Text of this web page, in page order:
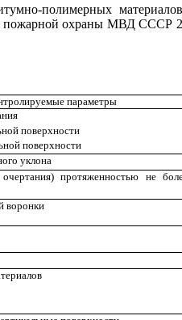
полимерных
охраны МВД СССР
параметры
поверхности
поверхности
уклона
очертания) протяженностью не
воронки